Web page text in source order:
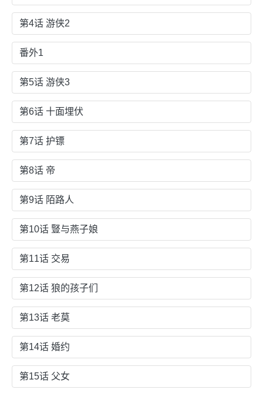
第4话 游侠2
番外1
第5话 游侠3
第6话 十面埋伏
第7话 护镖
第8话 帝
第9话 陌路人
第10话 豎与燕子娘
第11话 交易
第12话 狼的孩子们
第13话 老莫
第14话 婚约
第15话 父女